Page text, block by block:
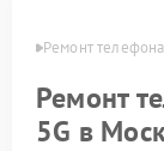
Ремонт
Ремонт
5G в